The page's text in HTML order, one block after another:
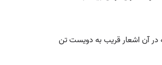
در آن اشعار قریب به دویست تن